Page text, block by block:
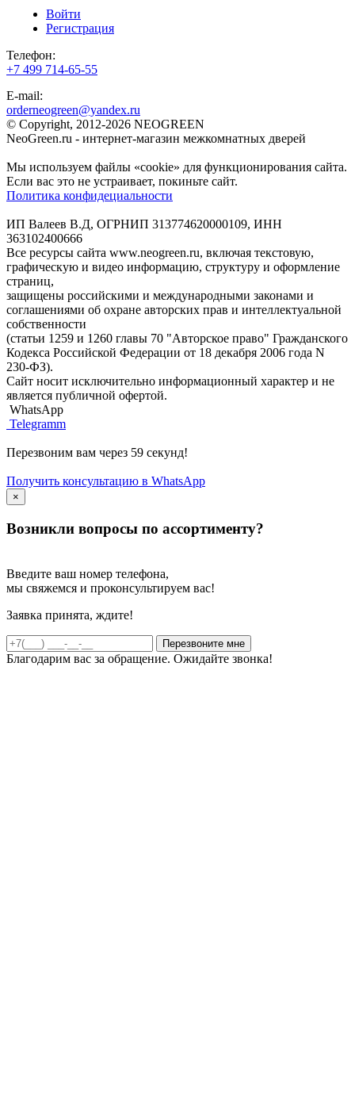
Войти
Регистрация
Телефон:
+7 499 714-65-55
E-mail:
orderneogreen@yandex.ru
© Copyright, 2012-2026 NEOGREEN
NeoGreen.ru - интернет-магазин межкомнатных дверей
Мы используем файлы «cookie» для функционирования сайта.
Если вас это не устраивает, покиньте сайт.
Политика конфидециальности
ИП Валеев В.Д, ОГРНИП 313774620000109, ИНН
363102400666
Все ресурсы сайта www.neogreen.ru, включая текстовую,
графическую и видео информацию, структуру и оформление
страниц,
защищены российскими и международными законами и
соглашениями об охране авторских прав и интеллектуальной
собственности
(статьи 1259 и 1260 главы 70 "Авторское право" Гражданского
Кодекса Российской Федерации от 18 декабря 2006 года N
230-ФЗ).
Сайт носит исключительно информационный характер и не
является публичной офертой.
WhatsApp
Telegramm
Перезвоним вам через 59 секунд!
Получить консультацию в WhatsApp
×
Возникли вопросы по ассортименту?
Введите ваш номер телефона,
мы свяжемся и проконсультируем вас!
Заявка принята, ждите!
Благодарим вас за обращение. Ожидайте звонка!